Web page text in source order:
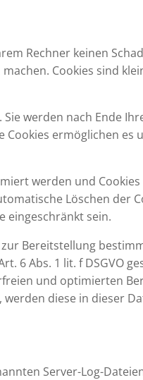
Rechner keinen
Cookies sind
werden nach Ende
ermöglichen es
werden und
Löschen der
eingeschränkt sein.
Bereitstellung
6 Abs. 1 lit. f DSGVO
und optimierten
werden diese in dieser
Server-Log-